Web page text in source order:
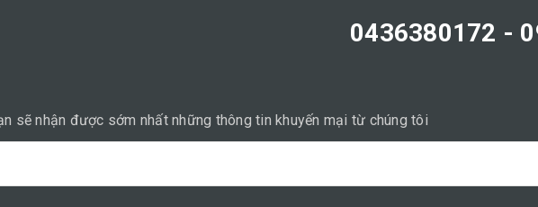
0436380172 -
sẽ nhận được sớm nhất những thông tin khuyến mại từ chúng tôi